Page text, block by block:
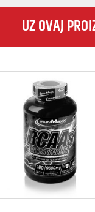
UZ OVAJ